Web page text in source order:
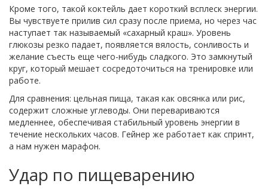
Кроме того, такой коктейль дает короткий всплеск энергии.
Вы чувствуете прилив сил сразу после приема, но через час
наступает так называемый «сахарный краш». Уровень
глюкозы резко падает, появляется вялость, сонливость и
желание съесть еще чего-нибудь сладкого. Это замкнутый
круг, который мешает сосредоточиться на тренировке или
работе.
Для сравнения: цельная пища, такая как овсянка или рис,
содержит сложные углеводы. Они перевариваются
медленнее, обеспечивая стабильный уровень энергии в
течение нескольких часов. Гейнер же работает как спринт,
а нам нужен марафон.
Удар по пищеварению